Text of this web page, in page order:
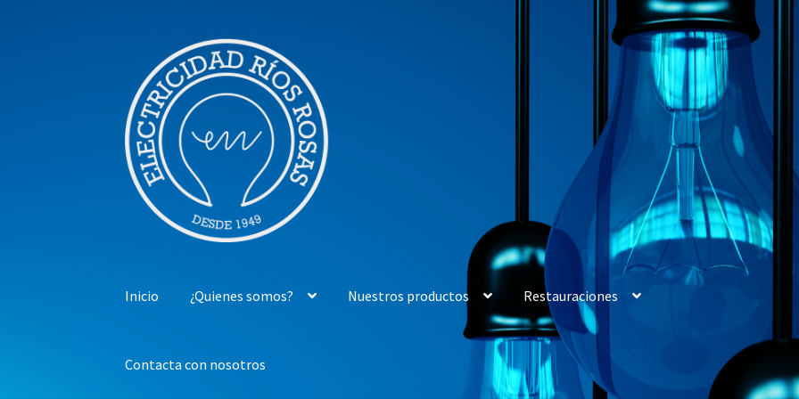
la
navegación
contenido
Inicio ¿Quienes somos? Nuestros productos Restauraciones
Contacta con nosotros